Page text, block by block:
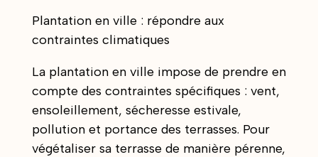
Plantation en ville : répondre aux
contraintes climatiques
La plantation en ville impose de prendre en
compte des contraintes spécifiques : vent,
ensoleillement, sécheresse estivale,
pollution et portance des terrasses. Pour
végétaliser sa terrasse de manière pérenne,